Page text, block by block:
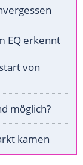
EQ erkennt
von
möglich?
kamen